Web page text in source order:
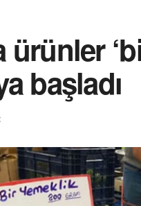
ürünler
başladı